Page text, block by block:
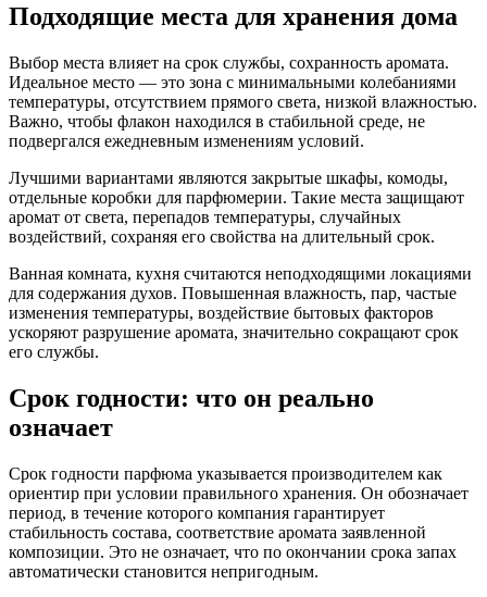
Подходящие места для хранения дома
Выбор места влияет на срок службы, сохранность аромата.
Идеальное место — это зона с минимальными колебаниями
температуры, отсутствием прямого света, низкой влажностью.
Важно, чтобы флакон находился в стабильной среде, не
подвергался ежедневным изменениям условий.
Лучшими вариантами являются закрытые шкафы, комоды,
отдельные коробки для парфюмерии. Такие места защищают
аромат от света, перепадов температуры, случайных
воздействий, сохраняя его свойства на длительный срок.
Ванная комната, кухня считаются неподходящими локациями
для содержания духов. Повышенная влажность, пар, частые
изменения температуры, воздействие бытовых факторов
ускоряют разрушение аромата, значительно сокращают срок
его службы.
Срок годности: что он реально
означает
Срок годности парфюма указывается производителем как
ориентир при условии правильного хранения. Он обозначает
период, в течение которого компания гарантирует
стабильность состава, соответствие аромата заявленной
композиции. Это не означает, что по окончании срока запах
автоматически становится непригодным.